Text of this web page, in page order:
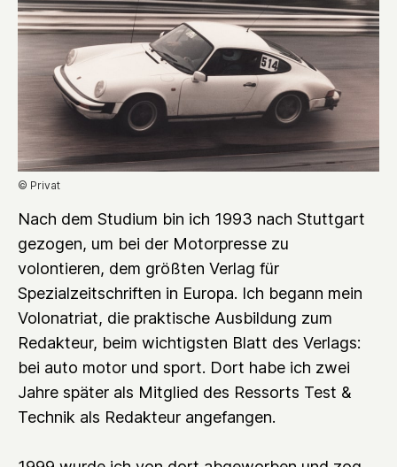
© Privat
Nach dem Studium bin ich 1993 nach Stuttgart
gezogen, um bei der Motorpresse zu
volontieren, dem größten Verlag für
Spezialzeitschriften in Europa. Ich begann mein
Volonatriat, die praktische Ausbildung zum
Redakteur, beim wichtigsten Blatt des Verlags:
bei auto motor und sport. Dort habe ich zwei
Jahre später als Mitglied des Ressorts Test &
Technik als Redakteur angefangen.